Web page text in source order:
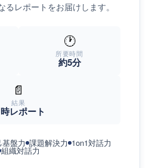
レポートをお届けします。
🕐
所要時間
約5分
📄
結果
レポート
基盤力 課題解決力 1on1対話力
組織対話力